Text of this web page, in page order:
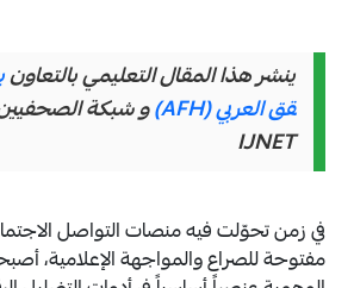
ينشر هذا المقال التعليمي بالتعاون
قق العربي (AFH)
و شبكة
IJNET
في زمن تحوّلت فيه منصات التواصل
مفتوحة للصراع والمواجهة الإعلامية،